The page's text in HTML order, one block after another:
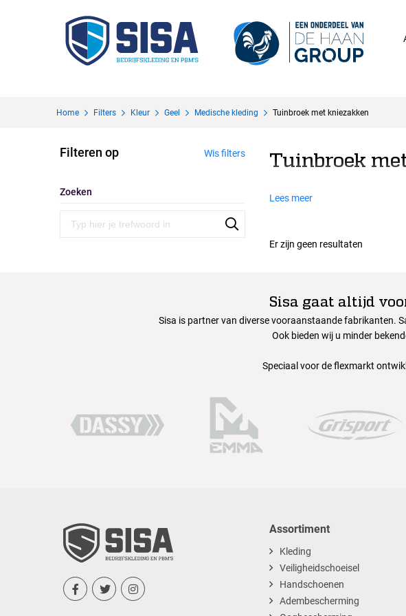
Home Filters Kleur Geel Medische kleding Tuinbroek met kniezakken
Filteren op Wis filters
Zoeken
Tuinbroek
Lees meer
Er zijn geen resultaten
Sisa gaat altijd
Sisa is partner van diverse vooraanstaande fabrikanten.
Ook bieden wij u minder
Speciaal voor de flexmarkt
  
Assortiment
Kleding
Veiligheidschoeisel
Handschoenen
Adembescherming